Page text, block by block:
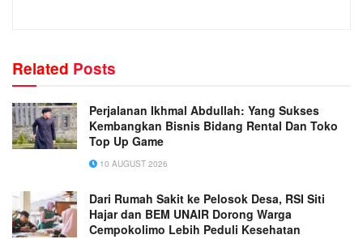
Related Posts
Perjalanan Ikhmal Abdullah: Yang Sukses
Kembangkan Bisnis Bidang Rental Dan Toko
Top Up Game
10 AUGUST 2026
Dari Rumah Sakit ke Pelosok Desa, RSI Siti
Hajar dan BEM UNAIR Dorong Warga
Cempokolimo Lebih Peduli Kesehatan